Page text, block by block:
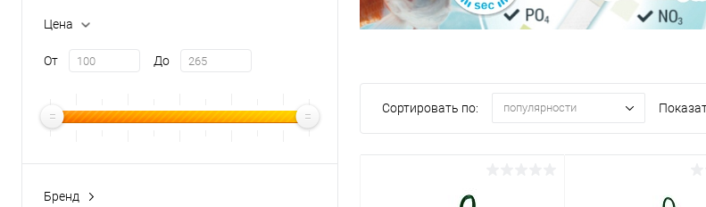
Цена
От До
Бренд
Сортировать по: популярности